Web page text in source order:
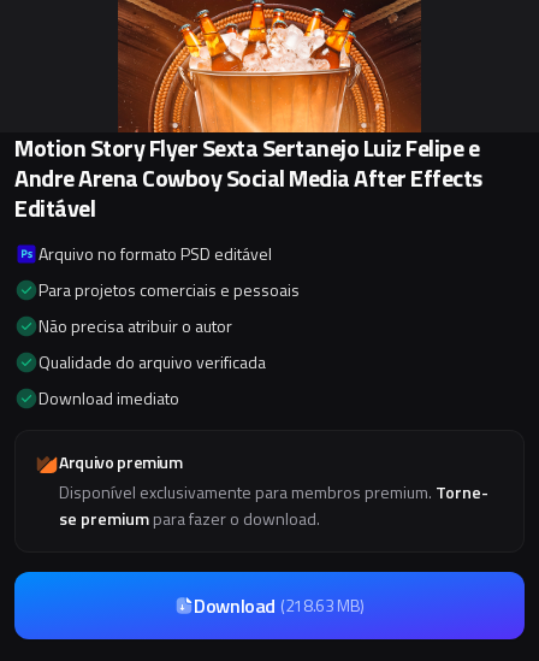
Motion Story Flyer Sexta Sertanejo Luiz Felipe e
Andre Arena Cowboy Social Media After Effects
Editável
Arquivo no formato PSD editável
Para projetos comerciais e pessoais
Não precisa atribuir o autor
Qualidade do arquivo verificada
Download imediato
Arquivo premium
Disponível exclusivamente para membros premium. Torne-
se premiumpara fazer o download.
Download (218.63 MB)